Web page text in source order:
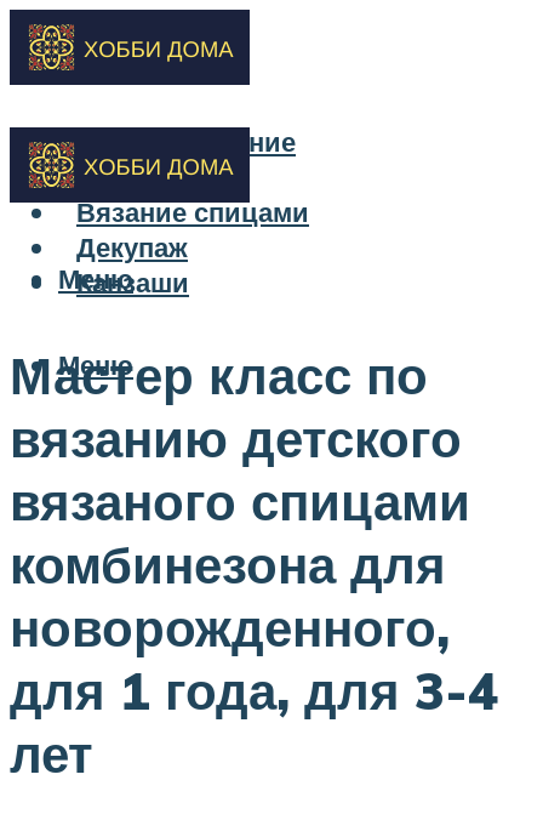
Бисероплетение
Вышивка
Вязание спицами
Декупаж
Канзаши
Меню
Меню
Мастер класс по
вязанию детского
вязаного спицами
комбинезона для
новорожденного,
для 1 года, для 3-4
лет